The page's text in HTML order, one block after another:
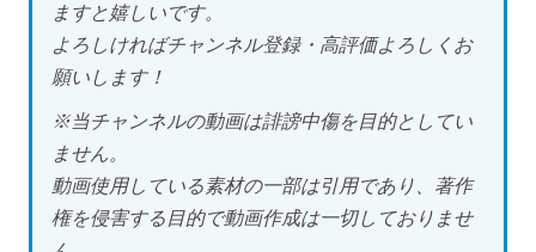
ますと嬉しいです。
よろしければチャンネル登録・高評価よろしくお
願いします！
※当チャンネルの動画は誹謗中傷を目的としてい
ません。
動画使用している素材の一部は引用であり、著作
権を侵害する目的で動画作成は一切しておりませ